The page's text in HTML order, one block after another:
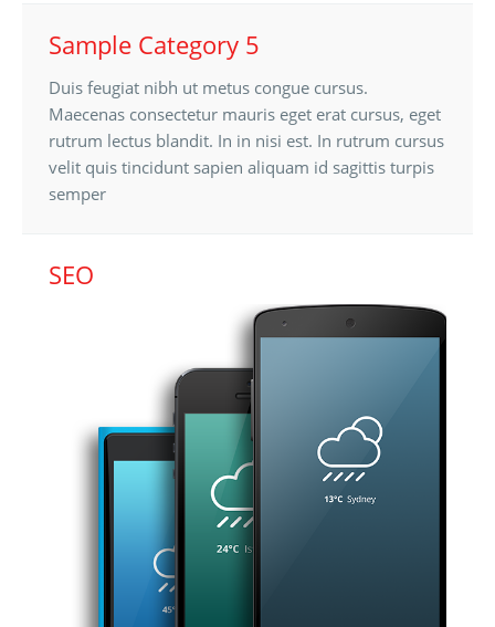
Sample Category 5
Duis feugiat nibh ut metus congue cursus.
Maecenas consectetur mauris eget erat cursus, eget
rutrum lectus blandit. In in nisi est. In rutrum cursus
velit quis tincidunt sapien aliquam id sagittis turpis
semper
SEO